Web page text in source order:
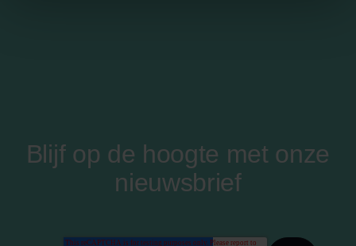
Blijf op de hoogte met onze
nieuwsbrief